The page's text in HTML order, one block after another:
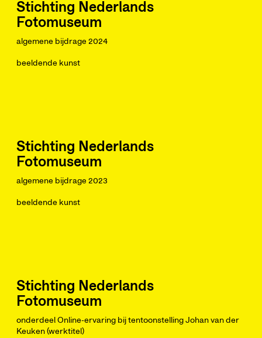
Stichting Nederlands
Fotomuseum
algemene bijdrage 2024
beeldende kunst
Stichting Nederlands
Fotomuseum
algemene bijdrage 2023
beeldende kunst
Stichting Nederlands
Fotomuseum
onderdeel Online-ervaring bij tentoonstelling Johan van der
Keuken (werktitel)